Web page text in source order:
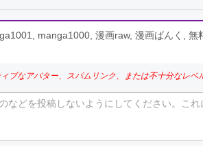
manga1000, 漫画raw, 漫画ばんく, 無
なアバター、スパムリンク、または不十分なレベ
どを投稿しないようにしてください。こ